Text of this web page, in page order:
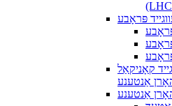
פּראָבע
פּראָבע
פּראָבע
קאָניקאַל
אַנטענע
אַנטענע